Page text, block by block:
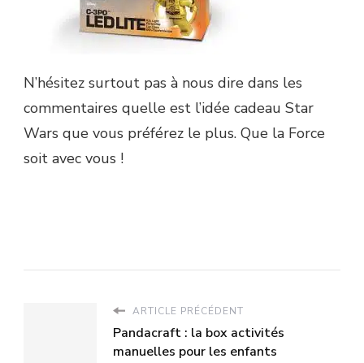
N’hésitez surtout pas à nous dire dans les
commentaires quelle est l’idée cadeau Star
Wars que vous préférez le plus. Que la Force
soit avec vous !
ARTICLE PRÉCÉDENT
Pandacraft : la box activités
manuelles pour les enfants